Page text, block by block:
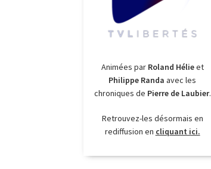
Animées par Roland Hélieet
Philippe Randa avec les
chroniques de Pierre de Laubier.
Retrouvez-les désormais en
rediffusion en cliquant ici.